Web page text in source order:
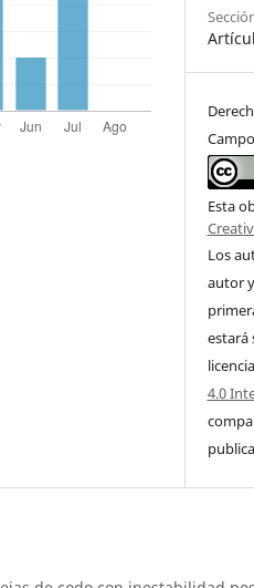
Esta
Los
autor
estará
licencia
4.0